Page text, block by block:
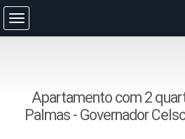
Apartamento com 2
Palmas - Governador